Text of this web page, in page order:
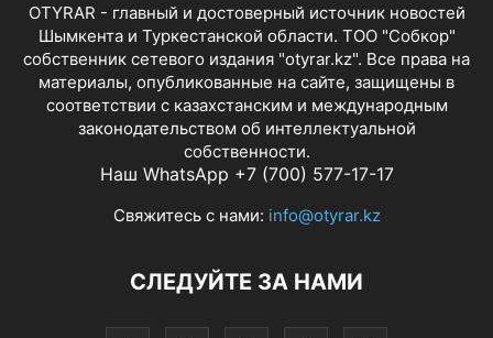
OTYRAR - главный и достоверный источник новостей
Шымкента и Туркестанской области. ТОО "Собкор"
собственник сетевого издания "otyrar.kz". Все права на
материалы, опубликованные на сайте, защищены в
соответствии с казахстанским и международным
законодательством об интеллектуальной
собственности.
Наш WhatsApp +7 (700) 577-17-17
Свяжитесь с нами: info@otyrar.kz
СЛЕДУЙТЕ ЗА НАМИ